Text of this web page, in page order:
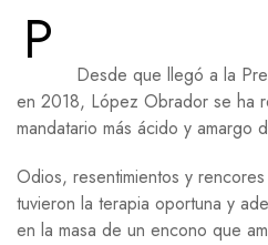
P
Desde que llegó a la
en 2018, López Obrador se ha
mandatario más ácido y amargo
Odios, resentimientos y
tuvieron la terapia oportuna y
en la masa de un encono que